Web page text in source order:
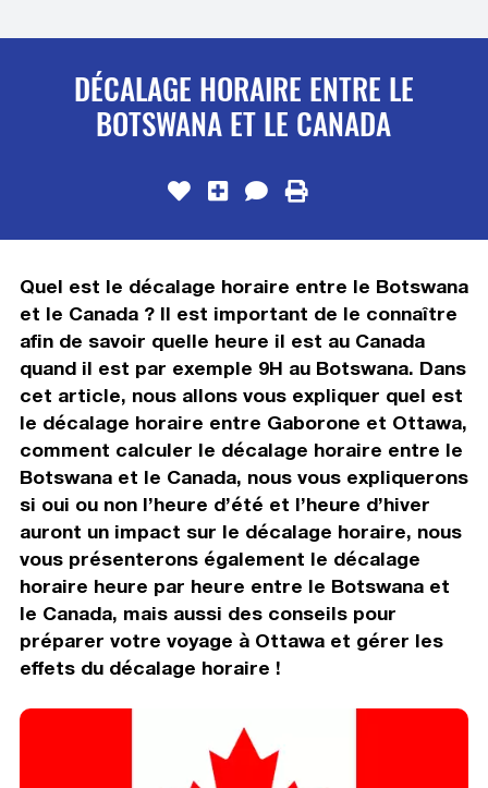
DÉCALAGE HORAIRE ENTRE LE
BOTSWANA ET LE CANADA
Quel est le décalage horaire entre le Botswana
et le Canada ? Il est important de le connaître
afin de savoir quelle heure il est au Canada
quand il est par exemple 9H au Botswana. Dans
cet article, nous allons vous expliquer quel est
le décalage horaire entre Gaborone et Ottawa,
comment calculer le décalage horaire entre le
Botswana et le Canada, nous vous expliquerons
si oui ou non l’heure d’été et l’heure d’hiver
auront un impact sur le décalage horaire, nous
vous présenterons également le décalage
horaire heure par heure entre le Botswana et
le Canada, mais aussi des conseils pour
préparer votre voyage à Ottawa et gérer les
effets du décalage horaire !